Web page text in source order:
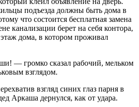
подъезда должны быть дома в
что состоится бесплатная замена
канализации берет на себя контора,
дома, в котором проживал
— громко сказал рабочий, мельком
взглядом.
взгляд синих глаз парня в
Аркаша дернулся, как от удара.